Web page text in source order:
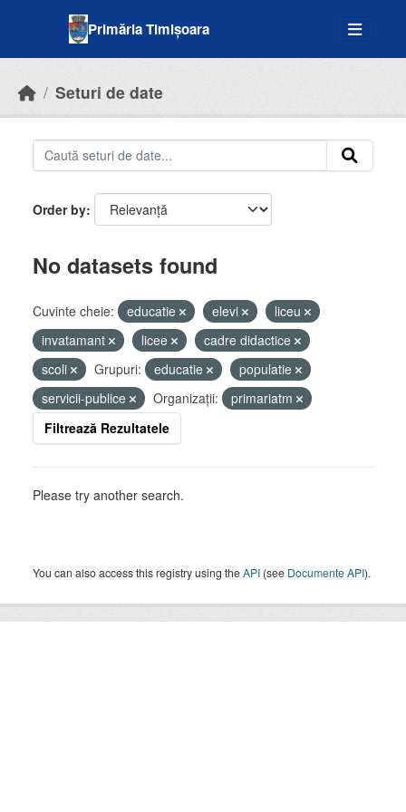
Primăria Timișoara
Seturi de date
Order by
No datasets found
Cuvinte cheie: educatie elevi
liceu
invatamant
licee
cadre didactice
scoli
Grupuri: educatie
populatie
servicii-publice
Organizații:
primariatm
Filtrează Rezultatele
Please try another search.
You can also access this registry using theAPI (see Documente API).